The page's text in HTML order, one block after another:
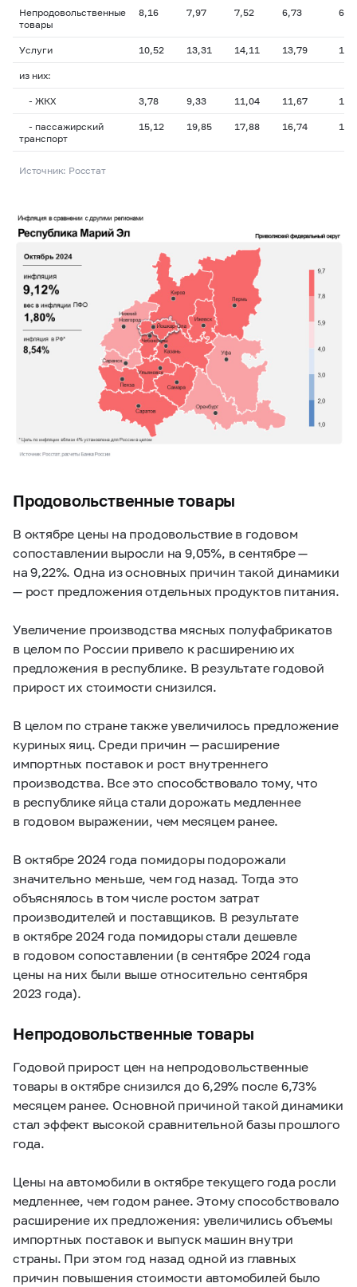
Непродовольственные
товары
8,16 7,97 7,52 6,73
Услуги 10,52 13,31 14,11 13,79
из них:
- ЖКХ 3,78 9,33 11,04 11,67
- пассажирский
транспорт
15,12 19,85 17,88 16,74
Источник: Росстат
Продовольственные товары
В октябре цены на продовольствие в годовом
сопоставлении выросли на 9,05%, в сентябре —
на 9,22%. Одна из основных причин такой динамики
— рост предложения отдельных продуктов питания.
Увеличение производства мясных полуфабрикатов
в целом по России привело к расширению их
предложения в республике. В результате годовой
прирост их стоимости снизился.
В целом по стране также увеличилось предложение
куриных яиц. Среди причин — расширение
импортных поставок и рост внутреннего
производства. Все это способствовало тому, что
в республике яйца стали дорожать медленнее
в годовом выражении, чем месяцем ранее.
В октябре 2024 года помидоры подорожали
значительно меньше, чем год назад. Тогда это
объяснялось в том числе ростом затрат
производителей и поставщиков. В результате
в октябре 2024 года помидоры стали дешевле
в годовом сопоставлении (в сентябре 2024 года
цены на них были выше относительно сентября
2023 года).
Непродовольственные товары
Годовой прирост цен на непродовольственные
товары в октябре снизился до 6,29% после 6,73%
месяцем ранее. Основной причиной такой динамики
стал эффект высокой сравнительной базы прошлого
года.
Цены на автомобили в октябре текущего года росли
медленнее, чем годом ранее. Этому способствовало
расширение их предложения: увеличились объемы
импортных поставок и выпуск машин внутри
страны. При этом год назад одной из главных
причин повышения стоимости автомобилей было